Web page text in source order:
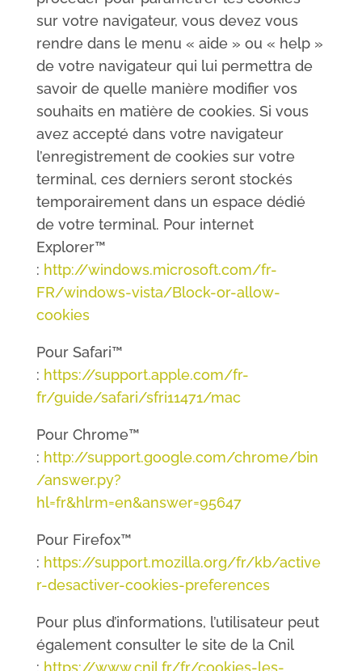
sur votre navigateur, vous devez vous
rendre dans le menu « aide » ou « help »
de votre navigateur qui lui permettra de
savoir de quelle manière modifier vos
souhaits en matière de cookies. Si vous
avez accepté dans votre navigateur
l’enregistrement de cookies sur votre
terminal, ces derniers seront stockés
temporairement dans un espace dédié
de votre terminal. Pour internet
Explorer™
: http://windows.microsoft.com/fr-
FR/windows-vista/Block-or-allow-
cookies
Pour Safari™
: https://support.apple.com/fr-
fr/guide/safari/sfri11471/mac
Pour Chrome™
: http://support.google.com/chrome/bin
/answer.py?
hl=fr&hlrm=en&answer=95647
Pour Firefox™
: https://support.mozilla.org/fr/kb/active
r-desactiver-cookies-preferences
Pour plus d’informations, l’utilisateur peut
également consulter le site de la Cnil
: https://www.cnil.fr/fr/cookies-les-